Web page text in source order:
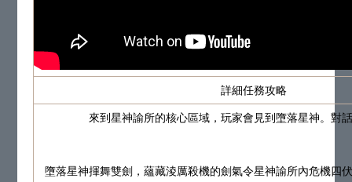
詳細任務攻略
來到星神諭所的核心區域，玩家會見到墮落星神。對
墮落星神揮舞雙劍，蘊藏淩厲殺機的劍氣令星神諭所內危機四